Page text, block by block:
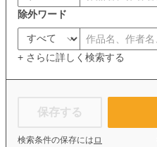
除外ワード
+ さらに詳しく検索する
保存する
検索条件の保存には ロ